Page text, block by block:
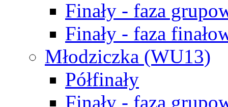
Finały - faza
Finały - faza
Młodziczka (WU13)
Półfinały
Finały - faza